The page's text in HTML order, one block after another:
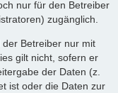
nur für den Betreiber
zugänglich.
Betreiber nur mit
gilt nicht, sofern er
der Daten (z.
ist oder die Daten zur